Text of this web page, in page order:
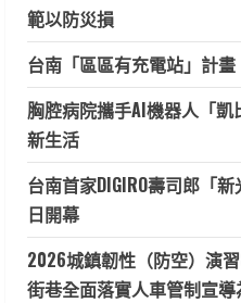
範以防災損
台南「區區有充電站」計
胸腔病院攜手AI機器人「凱
新生活
台南首家DIGIRO壽司郎「
日開幕
2026城鎮韌性（防空）演
街巷全面落實人車管制宣